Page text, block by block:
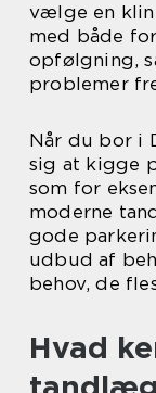
vælge en
med både
opfølgning,
problemer
Når du bor i
sig at kigge
som for
moderne
gode
udbud af
behov, de
Hvad